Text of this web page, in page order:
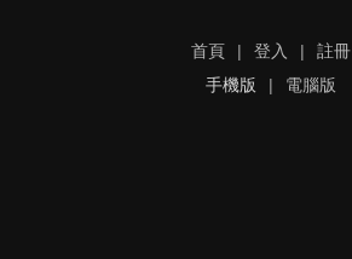
首頁 | 登入 |
註冊
手機版
| 電腦版